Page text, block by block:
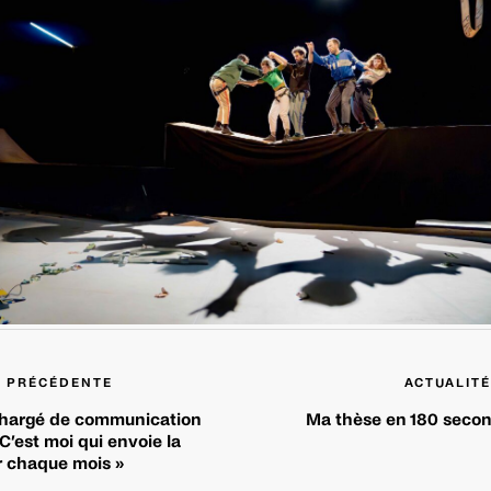
PRÉCÉDENTE
de communication
moi qui envoie la
mois »
Ma thèse en 180